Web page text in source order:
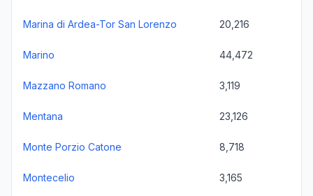
Marina di Ardea-Tor San Lorenzo 20,216
Marino 44,472
Mazzano Romano 3,119
Mentana 23,126
Monte Porzio Catone 8,718
Montecelio 3,165